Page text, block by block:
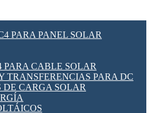
PARA PANEL SOLAR
PARA CABLE SOLAR
TRANSFERENCIAS PARA DC
CARGA SOLAR